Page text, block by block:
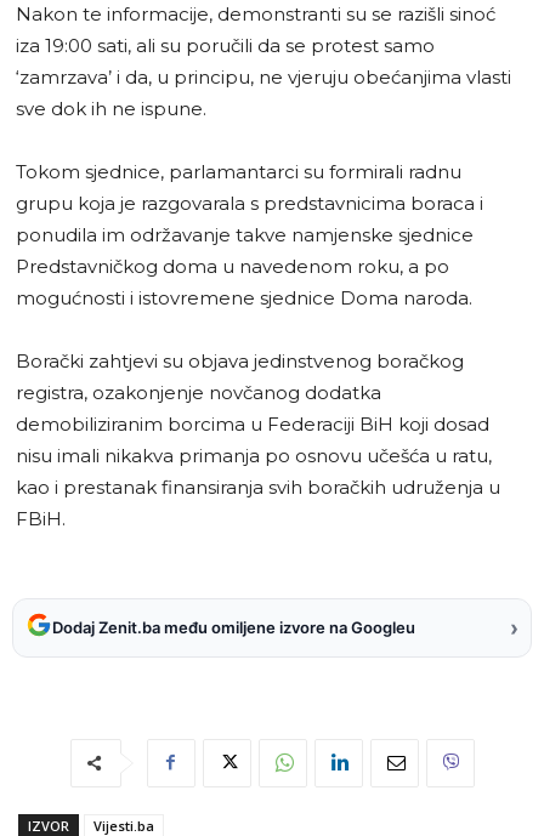
Nakon te informacije, demonstranti su se razišli sinoć
iza 19:00 sati, ali su poručili da se protest samo
‘zamrzava’ i da, u principu, ne vjeruju obećanjima vlasti
sve dok ih ne ispune.
Tokom sjednice, parlamantarci su formirali radnu
grupu koja je razgovarala s predstavnicima boraca i
ponudila im održavanje takve namjenske sjednice
Predstavničkog doma u navedenom roku, a po
mogućnosti i istovremene sjednice Doma naroda.
Borački zahtjevi su objava jedinstvenog boračkog
registra, ozakonjenje novčanog dodatka
demobiliziranim borcima u Federaciji BiH koji dosad
nisu imali nikakva primanja po osnovu učešća u ratu,
kao i prestanak finansiranja svih boračkih udruženja u
FBiH.
Dodaj Zenit.ba među omiljene izvore na Googleu ›
IZVOR
Vijesti.ba